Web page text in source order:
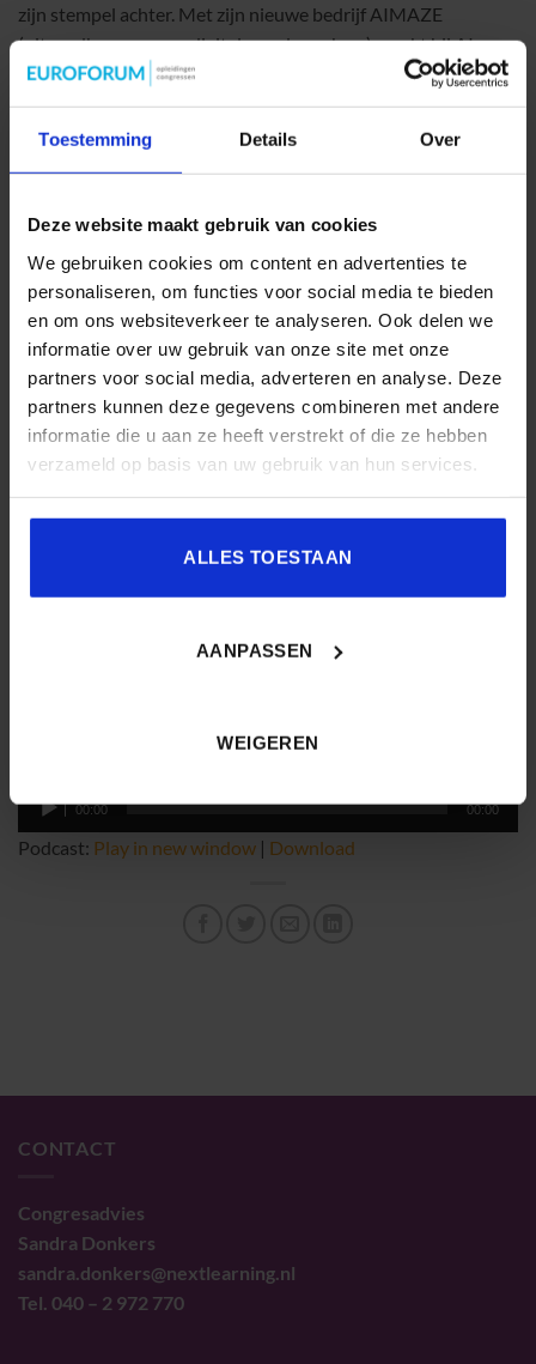
Toestemming Details Over
Deze website maakt gebruik van cookies
We gebruiken cookies om content en advertenties te
personaliseren, om functies voor social media te bieden
en om ons websiteverkeer te analyseren. Ook delen we
informatie over uw gebruik van onze site met onze
partners voor social media, adverteren en analyse. Deze
partners kunnen deze gegevens combineren met andere
informatie die u aan ze heeft verstrekt of die ze hebben
verzameld op basis van uw gebruik van hun services.
ALLES TOESTAAN
AANPASSEN
WEIGEREN
zijn stempel achter. Met zijn nieuwe bedrijf AIMAZE
(uitzendbureau voor digitale medewerkers) maakt hij AI
effectief en toegankelijk voor iedereen.
BELUISTER DE PODCAST
00:00 00:00
Podcast: Play in new window | Download
CONTACT
Congresadvies
Sandra Donkers
sandra.donkers@nextlearning.nl
Tel. 040 – 2 972 770